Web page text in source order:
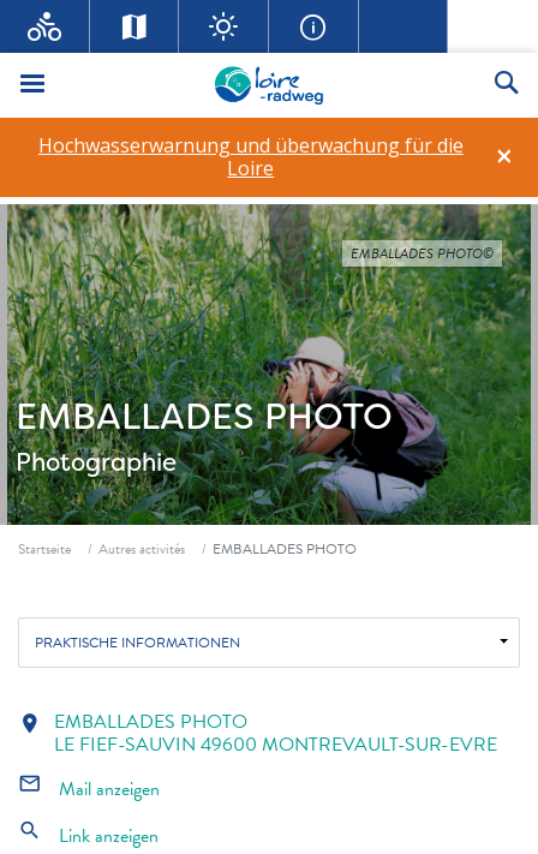
Menü
×
Hochwasserwarnung und überwachung für die
Loire
EMBALLADES PHOTO
Photographie
EMBALLADES PHOTO©
Fil d'ariane
Startseite Autres activités EMBALLADES PHOTO
PRAKTISCHE INFORMATIONEN
location_on EMBALLADES PHOTO
LE FIEF-SAUVIN 49600 MONTREVAULT-SUR-EVRE
mail_outline Mail anzeigen
search Link anzeigen